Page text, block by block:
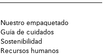
Nuestro empaquetado
Guía de cuidados
Sostenibilidad
Recursos humanos